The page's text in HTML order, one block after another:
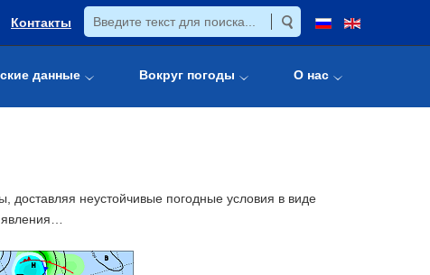
Контакты
данные Вокруг погоды О нас
доставляя неустойчивые погодные условия в виде